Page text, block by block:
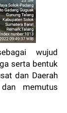
wujud
serta bentuk
dan Daerah
memutus